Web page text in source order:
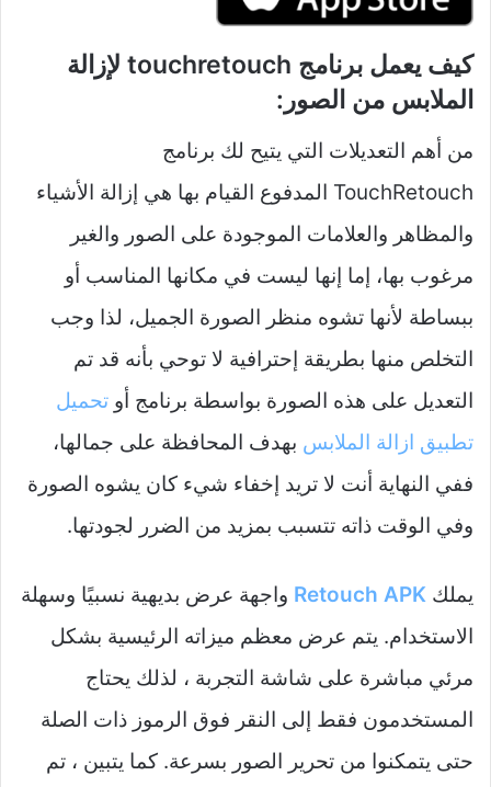
كيف يعمل برنامج touchretouch لإزالة
الملابس من الصور:
من أهم التعديلات التي يتيح لك برنامج
TouchRetouch المدفوع القيام بها هي إزالة الأشياء
والمظاهر والعلامات الموجودة على الصور والغير
مرغوب بها، إما إنها ليست في مكانها المناسب أو
ببساطة لأنها تشوه منظر الصورة الجميل، لذا وجب
التخلص منها بطريقة إحترافية لا توحي بأنه قد تم
التعديل على هذه الصورة بواسطة برنامج أو تحميل
تطبيق ازالة الملابس بهدف المحافظة على جمالها،
ففي النهاية أنت لا تريد إخفاء شيء كان يشوه الصورة
وفي الوقت ذاته تتسبب بمزيد من الضرر لجودتها.
يملك Retouch APK واجهة عرض بديهية نسبيًا وسهلة
الاستخدام. يتم عرض معظم ميزاته الرئيسية بشكل
مرئي مباشرة على شاشة التجربة ، لذلك يحتاج
المستخدمون فقط إلى النقر فوق الرموز ذات الصلة
حتى يتمكنوا من تحرير الصور بسرعة. كما يتبين ، تم